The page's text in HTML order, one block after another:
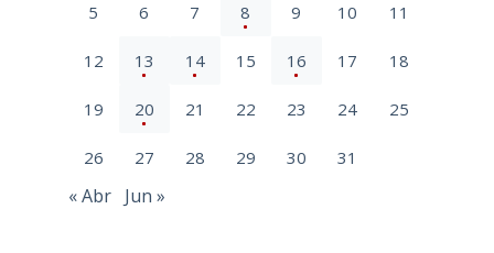
5 6 7 8 9 10 11
12 13 14 15 16 17 18
19 20 21 22 23 24 25
26 27 28 29 30 31
« Abr Jun »